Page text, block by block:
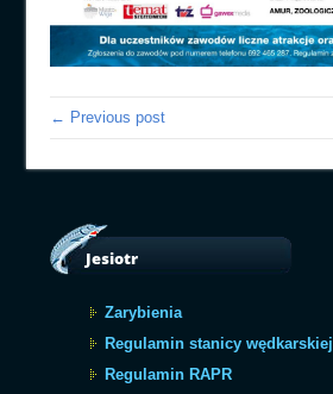
← Previous post
Jesiotr
Zarybienia
Regulamin stanicy wędkarskiej
Regulamin RAPR